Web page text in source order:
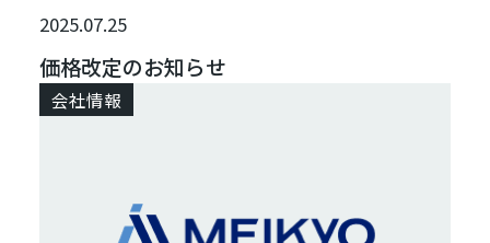
2025.07.25
価格改定のお知らせ
会社情報